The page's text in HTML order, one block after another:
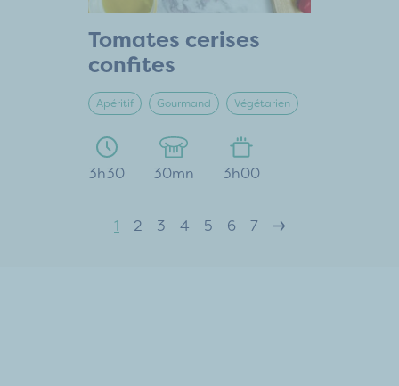
Tomates cerises
confites
Apéritif Gourmand Végétarien
3h30 30mn 3h00
1 2 3 4 5 6 7